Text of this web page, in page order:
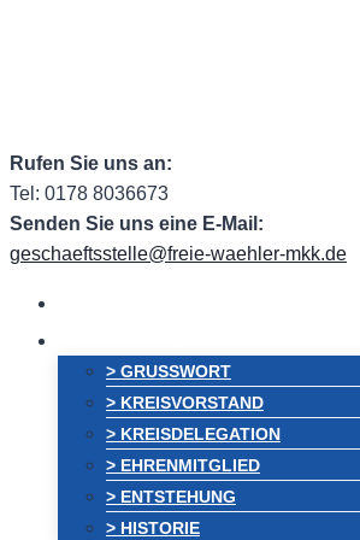
Rufen Sie uns an:
Tel: 0178 8036673
Senden Sie uns eine E-Mail:
geschaeftsstelle@freie-waehler-mkk.de
> GRUSSWORT
> KREISVORSTAND
> KREISDELEGATION
> EHRENMITGLIED
> ENTSTEHUNG
> HISTORIE